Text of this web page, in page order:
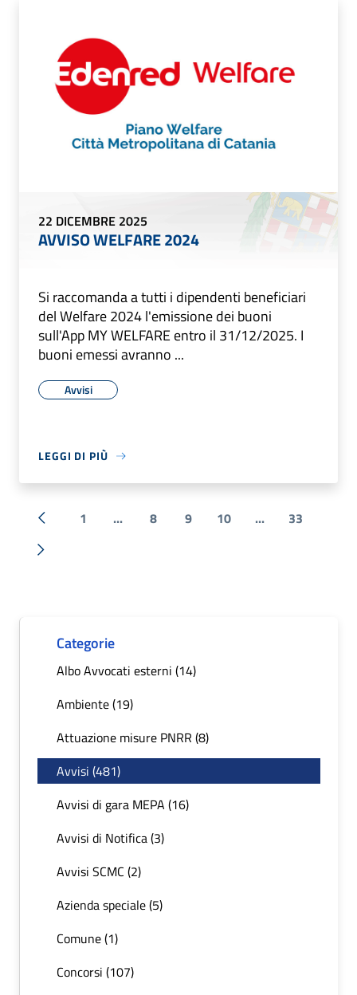
22 DICEMBRE 2025
AVVISO WELFARE 2024
Si raccomanda a tutti i dipendenti beneficiari
del Welfare 2024 l'emissione dei buoni
sull'App MY WELFARE entro il 31/12/2025. I
buoni emessi avranno ...
Avvisi
LEGGI DI PIÙ
« Precedente
1 ... 8 9 10 ... 33
Successiva »
Categorie
Albo Avvocati esterni (14)
Ambiente (19)
Attuazione misure PNRR (8)
Avvisi (481)
Avvisi di gara MEPA (16)
Avvisi di Notifica (3)
Avvisi SCMC (2)
Azienda speciale (5)
Comune (1)
Concorsi (107)